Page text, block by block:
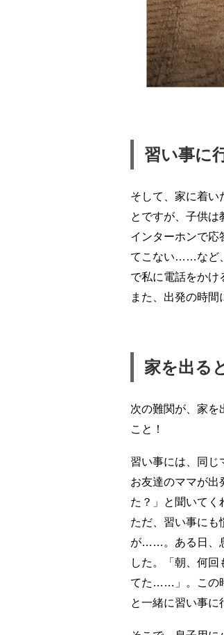
習い事に
そして、家に着い
とですが、子供
インターホンで応
てこない……など
で私に電話をかけ
また、出発の時間
家を出る
次の難関が、家を
こと！
習い事には、同じ
お友達のママが出
た？」と聞いてく
ただ、習い事にも
が……。ある日、
した。「朝、何
てた……」。この
と一緒に習い事に